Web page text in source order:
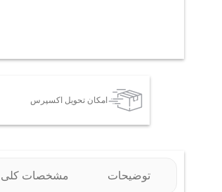
امکان تحویل اکسپرس
توضیحات مشخصات کلی